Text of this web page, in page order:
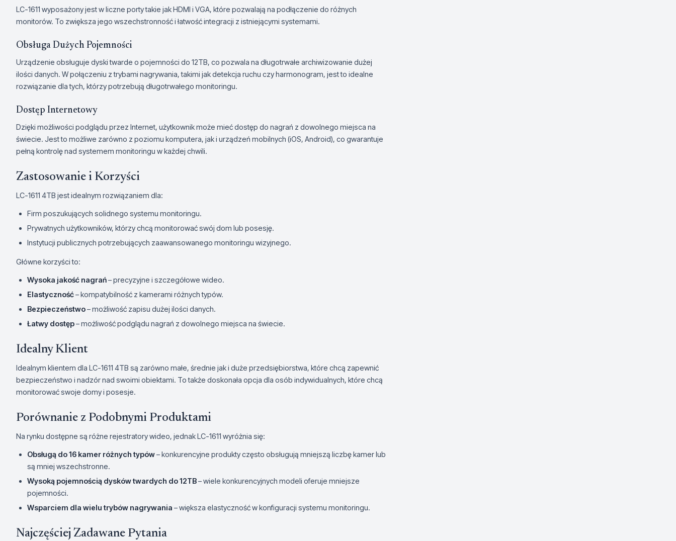
LC-1611 wyposażony jest w liczne porty takie jak HDMI i VGA, które pozwalają na podłączenie do różnych
monitorów. To zwiększa jego wszechstronność i łatwość integracji z istniejącymi systemami.
Obsługa Dużych Pojemności
Urządzenie obsługuje dyski twarde o pojemności do 12TB, co pozwala na długotrwałe archiwizowanie dużej
ilości danych. W połączeniu z trybami nagrywania, takimi jak detekcja ruchu czy harmonogram, jest to idealne
rozwiązanie dla tych, którzy potrzebują długotrwałego monitoringu.
Dostęp Internetowy
Dzięki możliwości podglądu przez Internet, użytkownik może mieć dostęp do nagrań z dowolnego miejsca na
świecie. Jest to możliwe zarówno z poziomu komputera, jak i urządzeń mobilnych (iOS, Android), co gwarantuje
pełną kontrolę nad systemem monitoringu w każdej chwili.
Zastosowanie i Korzyści
LC-1611 4TB jest idealnym rozwiązaniem dla:
Firm poszukujących solidnego systemu monitoringu.
Prywatnych użytkowników, którzy chcą monitorować swój dom lub posesję.
Instytucji publicznych potrzebujących zaawansowanego monitoringu wizyjnego.
Główne korzyści to:
Wysoka jakość nagrań– precyzyjne i szczegółowe wideo.
Elastyczność– kompatybilność z kamerami różnych typów.
Bezpieczeństwo– możliwość zapisu dużej ilości danych.
Łatwy dostęp– możliwość podglądu nagrań z dowolnego miejsca na świecie.
Idealny Klient
Idealnym klientem dla LC-1611 4TB są zarówno małe, średnie jak i duże przedsiębiorstwa, które chcą zapewnić
bezpieczeństwo i nadzór nad swoimi obiektami. To także doskonała opcja dla osób indywidualnych, które chcą
monitorować swoje domy i posesje.
Porównanie z Podobnymi Produktami
Na rynku dostępne są różne rejestratory wideo, jednak LC-1611 wyróżnia się:
Obsługą do 16 kamer różnych typów– konkurencyjne produkty często obsługują mniejszą liczbę kamer lub
są mniej wszechstronne.
Wysoką pojemnością dysków twardych do 12TB– wiele konkurencyjnych modeli oferuje mniejsze
pojemności.
Wsparciem dla wielu trybów nagrywania – większa elastyczność w konfiguracji systemu monitoringu.
Najczęściej Zadawane Pytania